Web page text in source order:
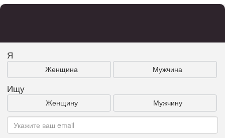
Я
Женщина Мужчина
Ищу
Женщину Мужчину